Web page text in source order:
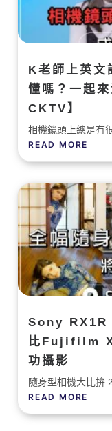
K老師上英文
懂嗎？一起
CKTV】
相機鏡頭上總是有
READ MORE
Sony RX1R
比Fujifilm
功攝影
隨身型相機大比拚
READ MORE